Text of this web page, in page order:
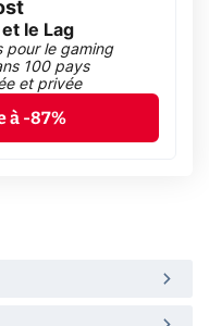
le Lag
pour le gaming
100 pays
et privée
à -87%